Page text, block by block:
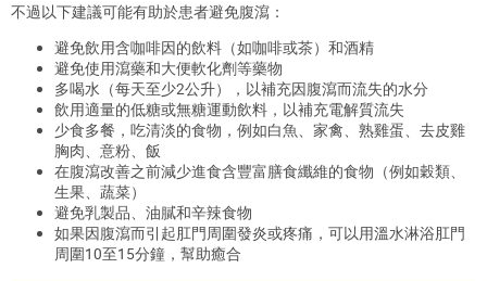
不過以下建議可能有助於患者避免腹瀉：
避免飲用含咖啡因的飲料（如咖啡或茶）和酒精
避免使用瀉藥和大便軟化劑等藥物
多喝水 （每天至少2公升），以補充因腹瀉而流失的水分
飲用適量的低糖或無糖運動飲料 ， 以補充電解質流失
少食多餐 ，吃清淡的食物， 例如白魚、家禽、熟雞蛋、去皮雞
胸肉、 意粉、 飯
在腹瀉改善之前減少進食含豐富膳食纖維的食物 （例如穀類、
生果、 蔬菜）
避免乳製品、油膩和辛辣食物
如果因腹瀉而引起肛門周圍發炎或疼痛， 可以用溫水淋浴肛門
周圍10至15分鐘， 幫助癒合